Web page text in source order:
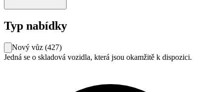
Typ nabídky
Nový vůz (427)
Jedná se o skladová vozidla, která jsou okamžitě k dispozici.